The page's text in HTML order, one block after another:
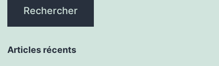
Articles récents